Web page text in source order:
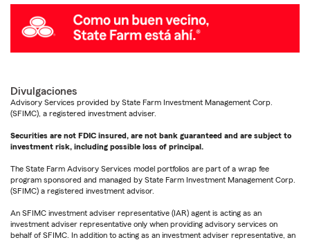
Divulgaciones
Advisory Services provided by State Farm Investment Management Corp.
(SFIMC), a registered investment adviser.
Securities are not FDIC insured, are not bank guaranteed and are subject to
investment risk, including possible loss of principal.
The State Farm Advisory Services model portfolios are part of a wrap fee
program sponsored and managed by State Farm Investment Management Corp.
(SFIMC) a registered investment advisor.
An SFIMC investment adviser representative (IAR) agent is acting as an
investment adviser representative only when providing advisory services on
behalf of SFIMC. In addition to acting as an investment adviser representative, an